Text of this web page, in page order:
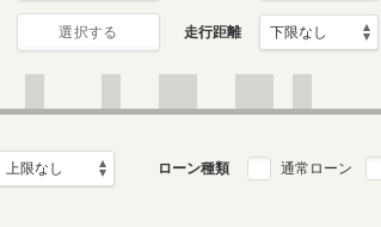
選択する 走行距離
ローン種類 通常ローン